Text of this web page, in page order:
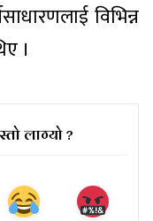
विभिन्न
।
लाग्यो ?